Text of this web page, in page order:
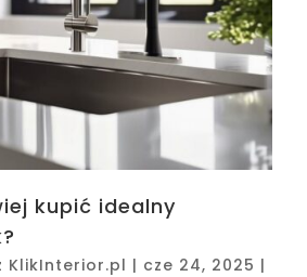
kupić idealny
KlikInterior.pl | cze 24, 2025 |